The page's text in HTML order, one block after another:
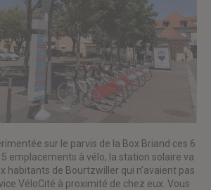
sur le parvis de la Box Briand ces 6
emplacements à vélo, la station solaire va
habitants de Bourtzwiller qui n’avaient pas
VéloCité à proximité de chez eux. Vous